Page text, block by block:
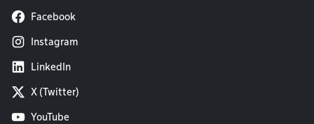
Facebook
Instagram
LinkedIn
X (Twitter)
YouTube